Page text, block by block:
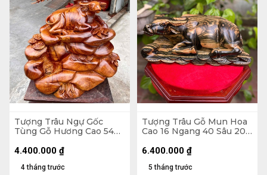
Tượng Trâu Ngự Gốc
Tùng Gỗ Hương Cao 54
4 tháng trước
4.400.000 ₫
Tượng Trâu Gỗ Mun Hoa
Cao 16 Ngang 40 Sâu 20
5 tháng trước
6.400.000 ₫